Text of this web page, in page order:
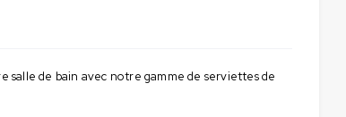
salle de bain avec notre gamme de serviettes de